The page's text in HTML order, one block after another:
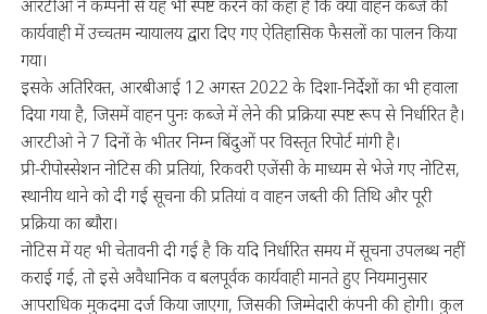
आरटीओ ने कम्पनी से यह भी स्पष्ट करने को कहा है कि क्या वाहन कब्जे की
कार्यवाही में उच्चतम न्यायालय द्वारा दिए गए ऐतिहासिक फैसलों का पालन किया
गया।
इसके अतिरिक्त, आरबीआई 12 अगस्त 2022 के दिशा-निर्देशों का भी हवाला
दिया गया है, जिसमें वाहन पुनः कब्जे में लेने की प्रक्रिया स्पष्ट रूप से निर्धारित है।
आरटीओ ने 7 दिनों के भीतर निम्न बिंदुओं पर विस्तृत रिपोर्ट मांगी है।
प्री-रीपोस्सेशन नोटिस की प्रतियां, रिकवरी एजेंसी के माध्यम से भेजे गए नोटिस,
स्थानीय थाने को दी गई सूचना की प्रतियां व वाहन जब्ती की तिथि और पूरी
प्रक्रिया का ब्यौरा।
नोटिस में यह भी चेतावनी दी गई है कि यदि निर्धारित समय में सूचना उपलब्ध नहीं
कराई गई, तो इसे अवैधानिक व बलपूर्वक कार्यवाही मानते हुए नियमानुसार
आपराधिक मुकदमा दर्ज किया जाएगा, जिसकी जिम्मेदारी कंपनी की होगी। कुल